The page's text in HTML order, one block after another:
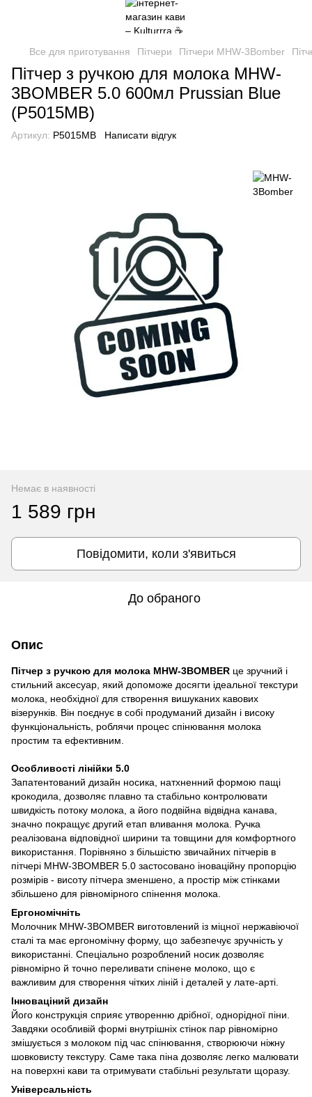
Все для приготування Пітчери Пітчери MHW-3Bomber
Пітчер з ручкою для молока MHW-
3BOMBER 5.0 600мл Prussian Blue
(P5015MB)
Артикул: P5015MB Написати відгук
Немає в наявності
1 589 грн
Повідомити, коли з'явиться
До обраного
Опис
Пітчер з ручкою для молока MHW-3BOMBER це зручний і
стильний аксесуар, який допоможе досягти ідеальної текстури
молока, необхідної для створення вишуканих кавових
візерунків. Він поєднує в собі продуманий дизайн і високу
функціональність, роблячи процес спінювання молока
простим та ефективним.
Особливості лінійки 5.0
Запатентований дизайн носика, натхненний формою пащі
крокодила, дозволяє плавно та стабільно контролювати
швидкість потоку молока, а його подвійна відвідна канава,
значно покращує другий етап вливання молока. Ручка
реалізована відповідної ширини та товщини для комфортного
використання. Порівняно з більшістю звичайних пітчерів в
пітчері MHW-3BOMBER 5.0 застосовано іноваційну пропорцію
розмірів - висоту пітчера зменшено, а простір між стінками
збільшено для рівномірного спінення молока.
Ергономічніть
Молочник MHW-3BOMBER виготовлений із міцної нержавіючої
сталі та має ергономічну форму, що забезпечує зручність у
використанні. Спеціально розроблений носик дозволяє
рівномірно й точно переливати спінене молоко, що є
важливим для створення чітких ліній і деталей у лате-арті.
Інноваціний дизайн
Його конструкція сприяє утворенню дрібної, однорідної піни.
Завдяки особливій формі внутрішніх стінок пар рівномірно
змішується з молоком під час спінювання, створюючи ніжну
шовковисту текстуру. Саме така піна дозволяє легко малювати
на поверхні кави та отримувати стабільні результати щоразу.
Універсальність